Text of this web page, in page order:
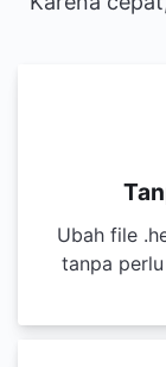
Ubah file
tanpa